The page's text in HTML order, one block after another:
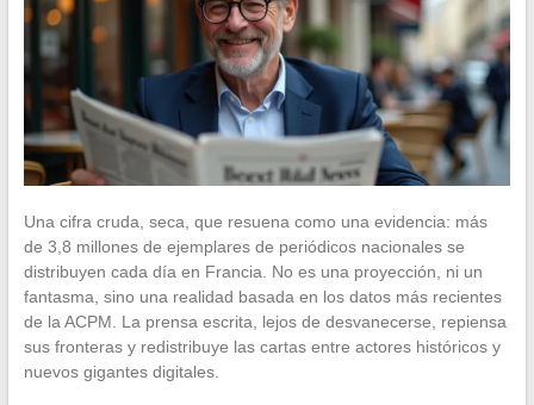
Una cifra cruda, seca, que resuena como una evidencia: más
de 3,8 millones de ejemplares de periódicos nacionales se
distribuyen cada día en Francia. No es una proyección, ni un
fantasma, sino una realidad basada en los datos más recientes
de la ACPM. La prensa escrita, lejos de desvanecerse, repiensa
sus fronteras y redistribuye las cartas entre actores históricos y
nuevos gigantes digitales.